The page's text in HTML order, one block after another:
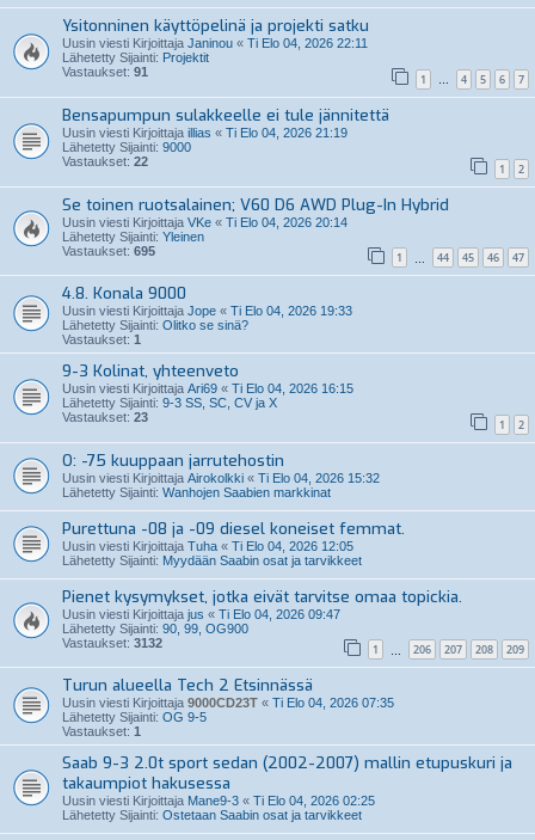
Ysitonninen käyttöpelinä ja projekti satku
Uusin viesti Kirjoittaja Janinou « Ti Elo 04, 2026 22:11
Lähetetty Sijainti: Projektit
Vastaukset: 91 1 … 4 5 6 7
Bensapumpun sulakkeelle ei tule jännitettä
Uusin viesti Kirjoittaja illias « Ti Elo 04, 2026 21:19
Lähetetty Sijainti: 9000
Vastaukset: 22 1 2
Se toinen ruotsalainen; V60 D6 AWD Plug-In Hybrid
Uusin viesti Kirjoittaja VKe « Ti Elo 04, 2026 20:14
Lähetetty Sijainti: Yleinen
Vastaukset: 695 1 44 45 46 47
4.8. Konala 9000
Uusin viesti Kirjoittaja Jope « Ti Elo 04, 2026 19:33
Lähetetty Sijainti: Olitko se sinä?
Vastaukset: 1
9-3 Kolinat, yhteenveto
Uusin viesti Kirjoittaja Ari69 « Ti Elo 04, 2026 16:15
Lähetetty Sijainti: 9-3 SS, SC, CV ja X
Vastaukset: 23 1 2
O: -75 kuuppaan jarrutehostin
Uusin viesti Kirjoittaja Airokolkki « Ti Elo 04, 2026 15:32
Lähetetty Sijainti: Wanhojen Saabien markkinat
Purettuna -08 ja -09 diesel koneiset femmat.
Uusin viesti Kirjoittaja Tuha « Ti Elo 04, 2026 12:05
Lähetetty Sijainti: Myydään Saabin osat ja tarvikkeet
Pienet kysymykset, jotka eivät tarvitse omaa topickia.
Uusin viesti Kirjoittaja jus « Ti Elo 04, 2026 09:47
Lähetetty Sijainti: 90, 99, OG900
Vastaukset: 3132 1 206 207 208 209
Turun alueella Tech 2 Etsinnässä
Uusin viesti Kirjoittaja 9000CD23T « Ti Elo 04, 2026 07:35
Lähetetty Sijainti: OG 9-5
Vastaukset: 1
Saab 9-3 2.0t sport sedan (2002-2007) mallin etupuskuri ja
takaumpiot hakusessa
Uusin viesti Kirjoittaja Mane9-3 « Ti Elo 04, 2026 02:25
Lähetetty Sijainti: Ostetaan Saabin osat ja tarvikkeet